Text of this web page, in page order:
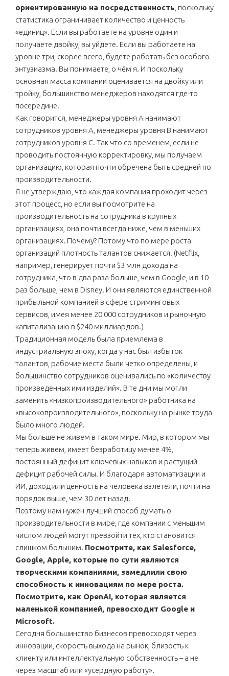
ориентированную на посредственность , поскольку
статистика ограничивает количество и ценность
«единиц». Если вы работаете на уровне один и
получаете двойку, вы уйдете. Если вы работаете на
уровне три, скорее всего, будете работать без особого
энтузиазма. Вы понимаете, о чём я. И поскольку
основная масса компании оценивается на двойку или
тройку, большинство менеджеров находятся где-то
посередине.
Как говорится, менеджеры уровня A нанимают
сотрудников уровня A, менеджеры уровня B нанимают
сотрудников уровня C. Так что со временем, если не
проводить постоянную корректировку, мы получаем
организацию, которая почти обречена быть средней по
производительности.
Я не утверждаю, что каждая компания проходит через
этот процесс, но если вы посмотрите на
производительность на сотрудника в крупных
организациях, она почти всегда ниже, чем в меньших
организациях. Почему? Потому что по мере роста
организаций плотность талантов снижается. (Netflix,
например, генерирует почти $3 млн дохода на
сотрудника, что в два раза больше, чем в Google, и в 10
раз больше, чем в Disney. И они являются единственной
прибыльной компанией в сфере стриминговых
сервисов, имея менее 20 000 сотрудников и рыночную
капитализацию в $240 миллиардов.)
Традиционная модель была приемлема в
индустриальную эпоху, когда у нас был избыток
талантов, рабочие места были четко определены, и
большинство сотрудников оценивались по «количеству
произведенных ими изделий». В те дни мы могли
заменить «низкопроизводительного» работника на
«высокопроизводительного», поскольку на рынке труда
было много людей.
Мы больше не живем в таком мире. Мир, в котором мы
теперь живем, имеет безработицу менее 4%,
постоянный дефицит ключевых навыков и растущий
дефицит рабочей силы. И благодаря автоматизации и
ИИ, доход или ценность на человека взлетели, почти на
порядок выше, чем 30 лет назад.
Поэтому нам нужен лучший способ думать о
производительности в мире, где компании с меньшим
числом людей могут превзойти тех, кто становится
слишком большим. Посмотрите, как Salesforce,
Google, Apple, которые по сути являются
творческими компаниями, замедлили свою
способность к инновациям по мере роста.
Посмотрите, как OpenAI, которая является
маленькой компанией, превосходит Google и
Microsoft.
Сегодня большинство бизнесов превосходят через
инновации, скорость выхода на рынок, близость к
клиенту или интеллектуальную собственность – а не
через масштаб или «усердную работу».